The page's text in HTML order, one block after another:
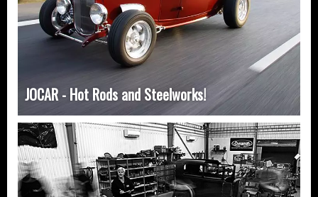
JOCAR - Hot Rods and Steelworks!